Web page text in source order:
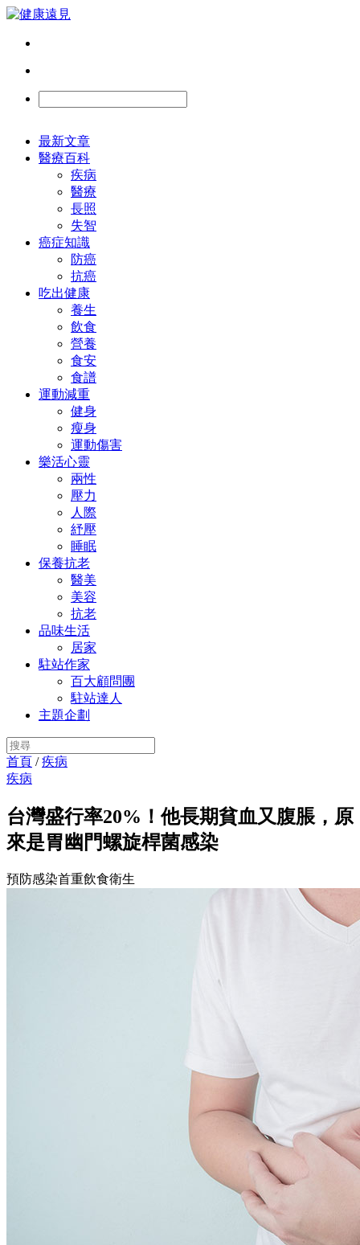
最新文章
醫療百科
疾病
醫療
長照
失智
癌症知識
防癌
抗癌
吃出健康
養生
飲食
營養
食安
食譜
運動減重
健身
瘦身
運動傷害
樂活心靈
兩性
壓力
人際
紓壓
睡眠
保養抗老
醫美
美容
抗老
品味生活
居家
駐站作家
百大顧問團
駐站達人
主題企劃
首頁 /疾病
疾病
台灣盛行率20%！他長期貧血又腹脹，原
來是胃幽門螺旋桿菌感染
預防感染首重飲食衛生